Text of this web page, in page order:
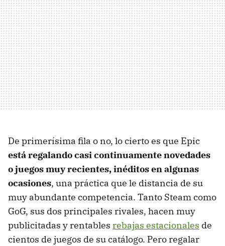
De primerísima fila o no, lo cierto es que Epic
está regalando casi continuamente novedades
o juegos muy recientes, inéditos en algunas
ocasiones, una práctica que le distancia de su
muy abundante competencia. Tanto Steam como
GoG, sus dos principales rivales, hacen muy
publicitadas y rentables rebajas estacionales de
cientos de juegos de su catálogo. Pero regalar